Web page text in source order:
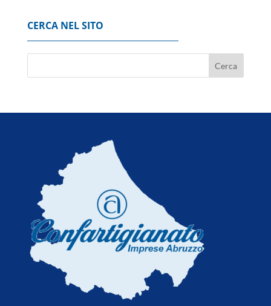
Pirelli entra nella difesa, con il cybertyre e